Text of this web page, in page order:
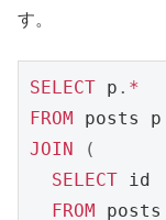
す。
SELECT p . *
FROM
JOIN
(
SELECT id
FROM posts